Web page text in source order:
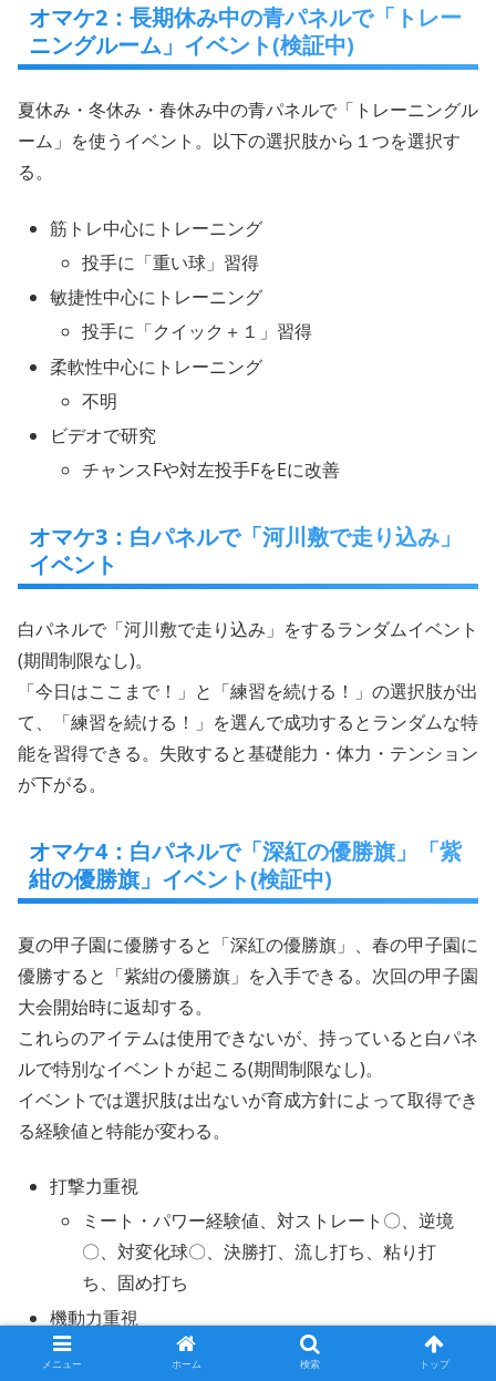
オマケ2：長期休み中の青パネルで「トレー
ニングルーム」イベント(検証中)
夏休み・冬休み・春休み中の青パネルで「トレーニングル
ーム」を使うイベント。以下の選択肢から１つを選択す
る。
筋トレ中心にトレーニング
投手に「重い球」習得
敏捷性中心にトレーニング
投手に「クイック＋１」習得
柔軟性中心にトレーニング
不明
ビデオで研究
チャンスFや対左投手FをEに改善
オマケ3：白パネルで「河川敷で走り込み」
イベント
白パネルで「河川敷で走り込み」をするランダムイベント
(期間制限なし)。
「今日はここまで！」と「練習を続ける！」の選択肢が出
て、「練習を続ける！」を選んで成功するとランダムな特
能を習得できる。失敗すると基礎能力・体力・テンション
が下がる。
オマケ4：白パネルで「深紅の優勝旗」「紫
紺の優勝旗」イベント(検証中)
夏の甲子園に優勝すると「深紅の優勝旗」、春の甲子園に
優勝すると「紫紺の優勝旗」を入手できる。次回の甲子園
大会開始時に返却する。
これらのアイテムは使用できないが、持っていると白パネ
ルで特別なイベントが起こる(期間制限なし)。
イベントでは選択肢は出ないが育成方針によって取得でき
る経験値と特能が変わる。
打撃力重視
ミート・パワー経験値、対ストレート〇、逆境
〇、対変化球〇、決勝打、流し打ち、粘り打
ち、固め打ち
機動力重視
ミート・走力経験値、走塁＋１、内野安打〇、
メニュー ホーム 検索 トップ